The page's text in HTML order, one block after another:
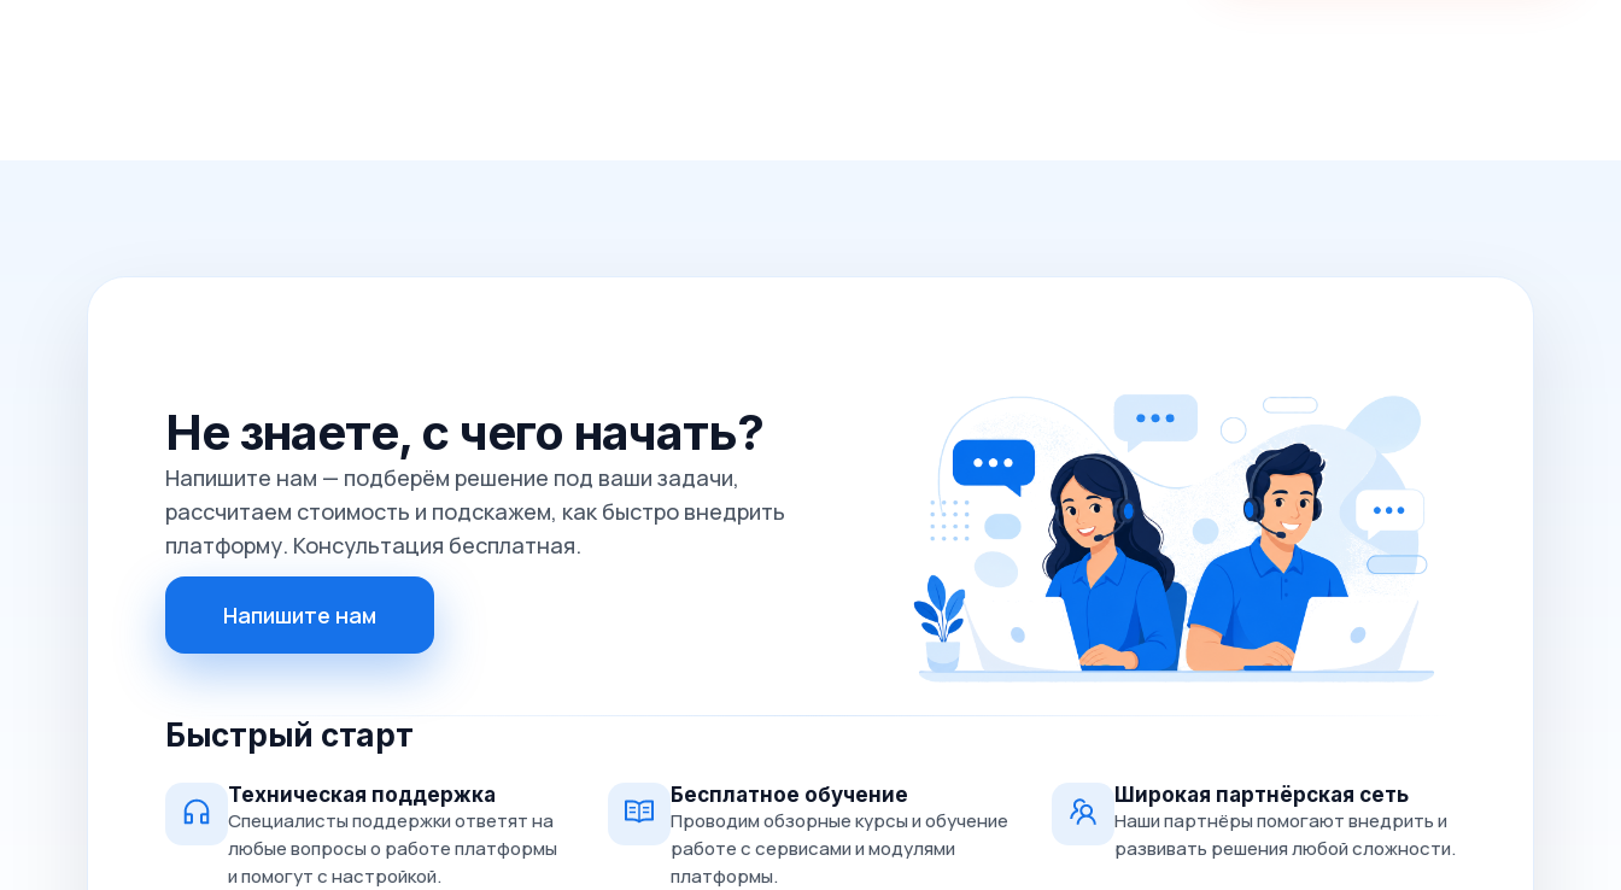
Не знаете, с чего начать?
Напишите нам — подберём решение под ваши задачи,
рассчитаем стоимость и подскажем, как быстро внедрить
платформу. Консультация бесплатная.
Напишите нам
Быстрый старт
Техническая поддержка
Специалисты поддержки ответят на
любые вопросы о работе платформы
и помогут с настройкой.
Бесплатное обучение
Проводим обзорные курсы и обучение
работе с сервисами и модулями
платформы.
Широкая партнёрская сеть
Наши партнёры помогают внедрить и
развивать решения любой сложности.